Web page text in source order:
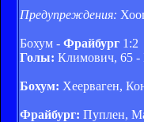
Предупреждения:
Бохум - Фрайбург 1:2
Голы: Климович, 65 -
Бохум: Хеерваген,
Фрайбург: Пуплен,